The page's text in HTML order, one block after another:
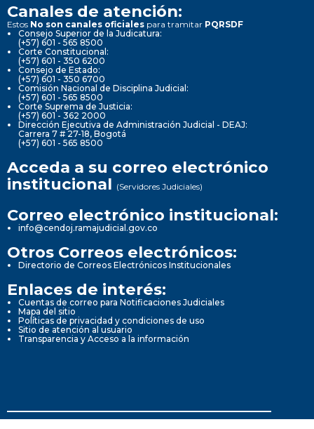
Canales de atención:
Estos No son canales oficiales para tramitar PQRSDF
Consejo Superior de la Judicatura:
(+57) 601 - 565 8500
Corte Constitucional:
(+57) 601 - 350 6200
Consejo de Estado:
(+57) 601 - 350 6700
Comisión Nacional de Disciplina Judicial:
(+57) 601 - 565 8500
Corte Suprema de Justicia:
(+57) 601 - 362 2000
Dirección Ejecutiva de Administración Judicial - DEAJ:
Carrera 7 # 27-18, Bogotá
(+57) 601 - 565 8500
Acceda a su correo electrónico
institucional (Servidores Judiciales)
Correo electrónico institucional:
info@cendoj.ramajudicial.gov.co
Otros Correos electrónicos:
Directorio de Correos Electrónicos Institucionales
Enlaces de interés:
Cuentas de correo para Notificaciones Judiciales
Mapa del sitio
Políticas de privacidad y condiciones de uso
Sitio de atención al usuario
Transparencia y Acceso a la información